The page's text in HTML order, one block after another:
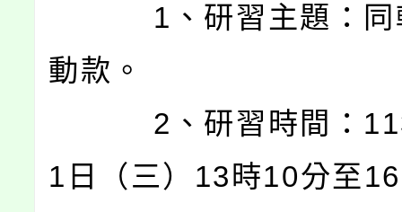
1、研習主題：同
動款。
2、研習時間：113
1日（三）13時10分至